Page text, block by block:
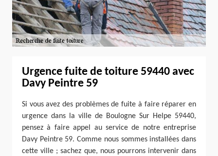
Urgence fuite de toiture 59440 avec
Davy Peintre 59
Si vous avez des problèmes de fuite à faire réparer en
urgence dans la ville de Boulogne Sur Helpe 59440,
pensez à faire appel au service de notre entreprise
Davy Peintre 59. Comme nous sommes installées dans
cette ville ; sachez que, nous pourrons intervenir dans